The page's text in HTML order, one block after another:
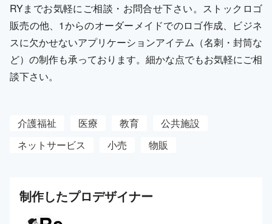
RYまでお気軽にご相談・お問合せ下さい。ストックロゴ
販売の他、1からのオーダーメイドでのロゴ作成、ビジネ
スに欠かせないアプリケーションアイテム（名刺・封筒な
ど）の制作も承っております。細かな点でもお気軽にご相
談下さい。
介護福祉 医療 教育
公共施設
ネットサービス
小売 物販
制作したプロデザイナー